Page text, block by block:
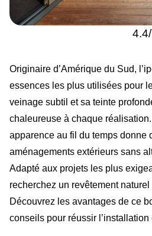
Originaire d’Amérique du Sud,
essences les plus utilisées pour
veinage subtil et sa teinte
chaleureuse à chaque
apparence au fil du temps donne
aménagements extérieurs sans
Adapté aux projets les plus
recherchez un revêtement
Découvrez les avantages de ce
conseils pour réussir l’installation